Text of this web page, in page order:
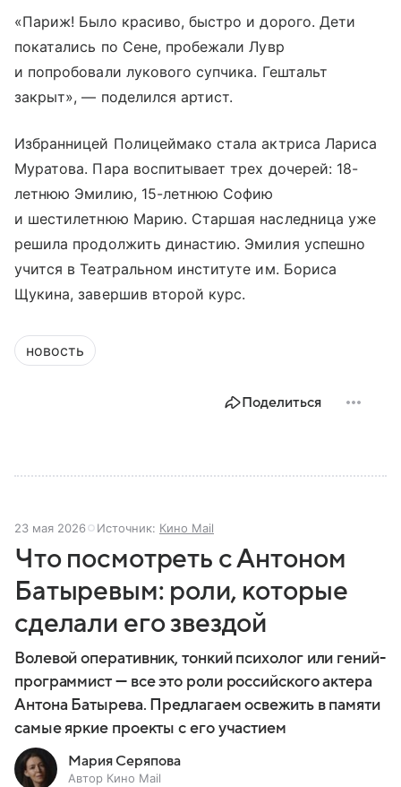
«Париж! Было красиво, быстро и дорого. Дети
покатались по Сене, пробежали Лувр
и попробовали лукового супчика. Гештальт
закрыт», — поделился артист.
Избранницей Полицеймако стала актриса Лариса
Муратова. Пара воспитывает трех дочерей: 18-
летнюю Эмилию, 15-летнюю Софию
и шестилетнюю Марию. Старшая наследница уже
решила продолжить династию. Эмилия успешно
учится в Театральном институте им. Бориса
Щукина, завершив второй курс.
новость
Поделиться
23 мая 2026 Источник: Кино Mail
Что посмотреть с Антоном
Батыревым: роли, которые
сделали его звездой
Волевой оперативник, тонкий психолог или гений-
программист — все это роли российского актера
Антона Батырева. Предлагаем освежить в памяти
самые яркие проекты с его участием
Мария Серяпова
Автор Кино Mail